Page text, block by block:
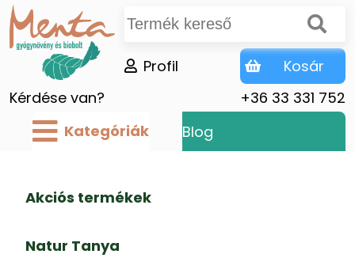
Kérdése van? +36 33 331 752
Profil Kosár
Kategóriák Blog
Akciós termékek
Natur Tanya